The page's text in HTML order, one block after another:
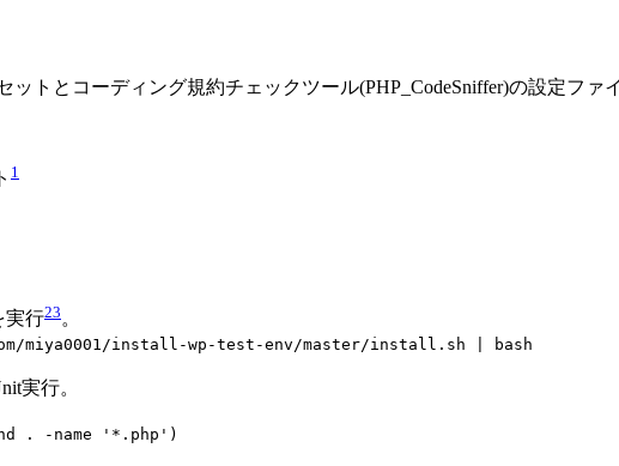
トとコーディング規約チェックツール(PHP_CodeSniffer)の設定ファ
1
実行23。
miya0001/install-wp-test-env/master/install.sh | bash
実行。
. -name '*.php')